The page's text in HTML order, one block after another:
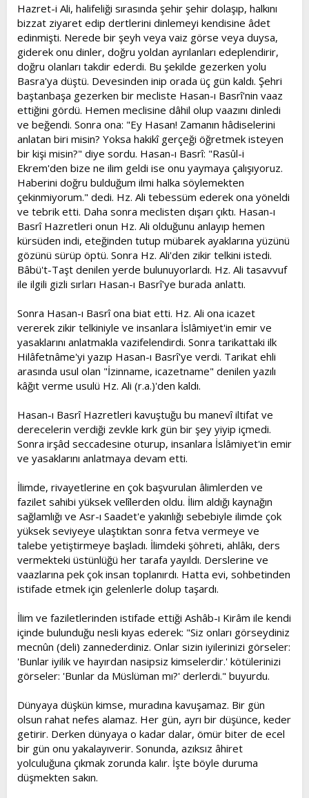
Hazret-i Ali, halifeliği sırasında şehir şehir dolaşıp, halkını
bizzat ziyaret edip dertlerini dinlemeyi kendisine âdet
edinmişti. Nerede bir şeyh veya vaiz görse veya duysa,
giderek onu dinler, doğru yoldan ayrılanları edeplendirir,
doğru olanları takdir ederdi. Bu şekilde gezerken yolu
Basra'ya düştü. Devesinden inip orada üç gün kaldı. Şehri
baştanbaşa gezerken bir mecliste Hasan-ı Basrî'nin vaaz
ettiğini gördü. Hemen meclisine dâhil olup vaazını dinledi
ve beğendi. Sonra ona: "Ey Hasan! Zamanın hâdiselerini
anlatan biri misin? Yoksa hakikî gerçeği öğretmek isteyen
bir kişi misin?" diye sordu. Hasan-ı Basrî: "Rasûl-i
Ekrem'den bize ne ilim geldi ise onu yaymaya çalışıyoruz.
Haberini doğru bulduğum ilmi halka söylemekten
çekinmiyorum." dedi. Hz. Ali tebessüm ederek ona yöneldi
ve tebrik etti. Daha sonra meclisten dışarı çıktı. Hasan-ı
Basrî Hazretleri onun Hz. Ali olduğunu anlayıp hemen
kürsüden indi, eteğinden tutup mübarek ayaklarına yüzünü
gözünü sürüp öptü. Sonra Hz. Ali'den zikir telkini istedi.
Bâbü't-Taşt denilen yerde bulunuyorlardı. Hz. Ali tasavvuf
ile ilgili gizli sırları Hasan-ı Basrî'ye burada anlattı.
Sonra Hasan-ı Basrî ona biat etti. Hz. Ali ona icazet
vererek zikir telkiniyle ve insanlara İslâmiyet'in emir ve
yasaklarını anlatmakla vazifelendirdi. Sonra tarikattaki ilk
Hilâfetnâme'yi yazıp Hasan-ı Basrî'ye verdi. Tarikat ehli
arasında usul olan "İzinname, icazetname" denilen yazılı
kâğıt verme usulü Hz. Ali (r.a.)'den kaldı.
Hasan-ı Basrî Hazretleri kavuştuğu bu manevî iltifat ve
derecelerin verdiği zevkle kırk gün bir şey yiyip içmedi.
Sonra irşâd seccadesine oturup, insanlara İslâmiyet'in emir
ve yasaklarını anlatmaya devam etti.
İlimde, rivayetlerine en çok başvurulan âlimlerden ve
fazilet sahibi yüksek velîlerden oldu. İlim aldığı kaynağın
sağlamlığı ve Asr-ı Saadet'e yakınlığı sebebiyle ilimde çok
yüksek seviyeye ulaştıktan sonra fetva vermeye ve
talebe yetiştirmeye başladı. İlimdeki şöhreti, ahlâkı, ders
vermekteki üstünlüğü her tarafa yayıldı. Derslerine ve
vaazlarına pek çok insan toplanırdı. Hatta evi, sohbetinden
istifade etmek için gelenlerle dolup taşardı.
İlim ve faziletlerinden istifade ettiği Ashâb-ı Kirâm ile kendi
içinde bulunduğu nesli kıyas ederek: "Siz onları görseydiniz
mecnûn (deli) zannederdiniz. Onlar sizin iyilerinizi görseler:
'Bunlar iyilik ve hayırdan nasipsiz kimselerdir.' kötülerinizi
görseler: 'Bunlar da Müslüman mı?' derlerdi." buyurdu.
Dünyaya düşkün kimse, muradına kavuşamaz. Bir gün
olsun rahat nefes alamaz. Her gün, ayrı bir düşünce, keder
getirir. Derken dünyaya o kadar dalar, ömür biter de ecel
bir gün onu yakalayıverir. Sonunda, azıksız âhiret
yolculuğuna çıkmak zorunda kalır. İşte böyle duruma
düşmekten sakın.